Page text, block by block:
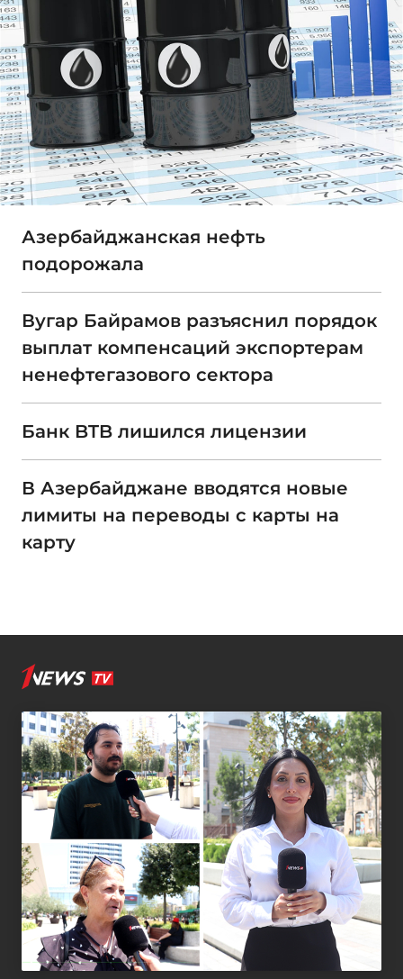
Азербайджанская нефть
подорожала
Вугар Байрамов разъяснил порядок
выплат компенсаций экспортерам
ненефтегазового сектора
Банк BTB лишился лицензии
В Азербайджане вводятся новые
лимиты на переводы с карты на
карту